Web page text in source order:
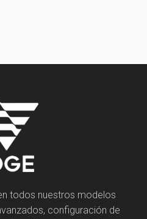
todos nuestros modelos
configuración de